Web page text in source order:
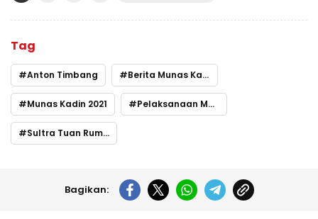
Tag
Anton Timbang Berita Munas Kadin
Munas Kadin 2021 Pelaksanaan Munas di Sultra
Sultra Tuan Rumah Munas Kadin
Bagikan: